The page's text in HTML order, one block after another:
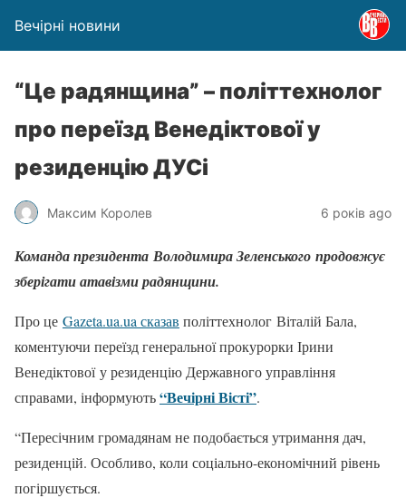
Вечірні новини
“Це радянщина” – політтехнолог
про переїзд Венедіктової у
резиденцію ДУСі
Максим Королев 6 років ago
Команда президента Володимира Зеленського продовжує
зберігати атавізми радянщини.
Про це Gazeta.ua.ua сказав політтехнолог Віталій Бала,
коментуючи переїзд генеральної прокурорки Ірини
Венедіктової у резиденцію Державного управління
справами, інформують“Вечірні Вісті”.
“Пересічним громадянам не подобається утримання дач,
резиденцій. Особливо, коли соціально-економічний рівень
погіршується.